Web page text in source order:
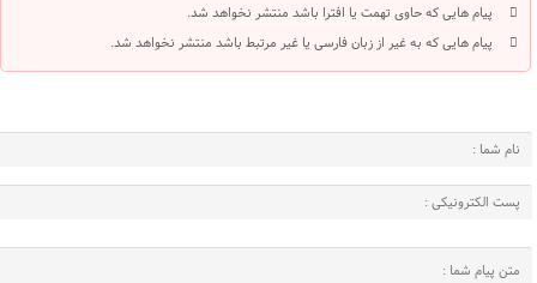
پیام هایی که حاوی تهمت یا افترا باشد منتشر نخواهد شد.
پیام هایی که به غیر از زبان فارسی یا غیر مرتبط باشد منتشر نخواهد شد.